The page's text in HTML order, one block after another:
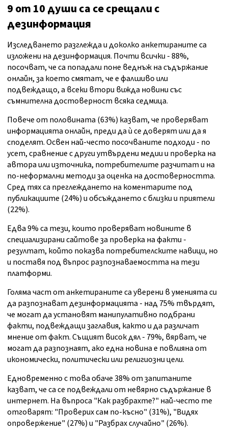
9 от 10 души са се срещали с
дезинформация
Изследването разглежда и доколко анкетираните са
изложени на дезинформация. Почти всички - 88%,
посочват, че са попадали поне веднъж на съдържание
онлайн, за което смятат, че е фалшиво или
подвеждащо, а всеки втори вижда новини със
съмнителна достоверност всяка седмица.
Повече от половината (63%) казват, че проверяват
информацията онлайн, преди да ѝ се доверят или да я
споделят. Освен най-често посочваните подходи - по
усет, сравнение с други утвърдени медии и проверка на
автора или източника, потребителите разчитат и на
по-неформални методи за оценка на достоверността.
Сред тях са преглеждането на коментарите под
публикациите (24%) и обсъждането с близки и приятели
(22%).
Едва 9% са тези, които проверяват новините в
специализирани сайтове за проверка на факти -
резултат, който показва потребителските навици, но
и поставя под въпрос разпознаваемостта на тези
платформи.
Голяма част от анкетираните са уверени в уменията си
да разпознават дезинформацията - над 75% твърдят,
че могат да установят манипулативно подбрани
факти, подвеждащи заглавия, както и да различат
мнение от факт. Същият висок дял - 79%, вярват, че
могат да разпознаят, ако една новина е повлияна от
икономически, политически или религиозни цели.
Едновременно с това обаче 38% от запитаните
казват, че са се подвеждали от невярно съдържание в
интернет. На въпроса "Как разбрахте?" най-често те
отговарят: "Проверих сам по-късно" (31%), "Видях
опровержение" (27%) и "Разбрах случайно" (26%).